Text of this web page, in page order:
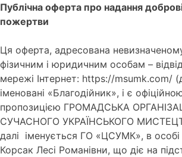
Публічна оферта про надання
пожертви
Ця оферта, адресована
фізичним і юридичним особам –
мережі Інтернет: https://msumk.com/
іменовані «Благодійник», і є
пропозицією ГРОМАДСЬКА
СУЧАСНОГО УКРАЇНСЬКОГО
далі іменується ГО «ЦСУМК», в особі
Корсак Лесі Романівни, що діє на